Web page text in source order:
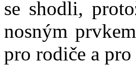
se shodli,
nosným
pro rodiče a